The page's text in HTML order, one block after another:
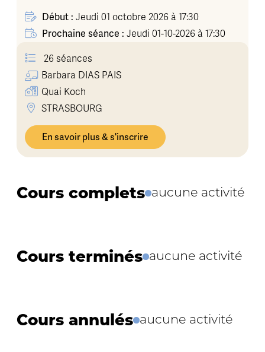
Début : Jeudi 01 octobre 2026 à 17:30
Prochaine séance : Jeudi 01-10-2026 à 17:30
26 séances
Barbara DIAS PAIS
Quai Koch
STRASBOURG
En savoir plus & s'inscrire
Cours complets aucune activité
Cours terminés aucune activité
Cours annulés aucune activité